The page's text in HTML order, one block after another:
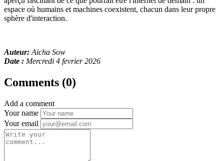
espace où humains et machines coexistent, chacun dans leur propre
sphère d'interaction.
Auteur: Aicha Sow
Date : Mercredi 4 fevrier 2026
Comments (0)
Add a comment
Your name
Your email